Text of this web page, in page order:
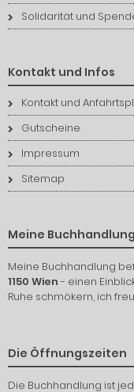
Solidarität und
Kontakt und Infos
Kontakt und
Gutscheine
Impressum
Sitemap
Meine Buchhandlung
Meine Buchhandlung
1150 Wien- einen
Ruhe schmökern, ich
Die Öffnungszeiten
Die Buchhandlung ist